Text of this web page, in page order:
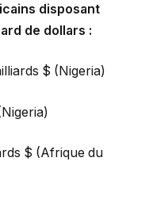
disposant
de dollars :
$ (Nigeria)
$ (Afrique du